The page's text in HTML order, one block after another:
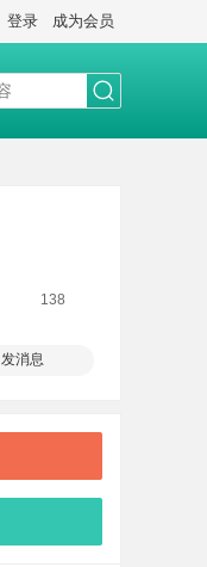
登录 成为会员
138
发消息